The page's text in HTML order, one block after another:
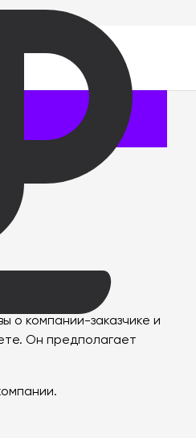
о компании-заказчике и
Он предполагает